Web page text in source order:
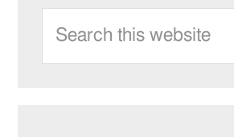
থেরাপি:
Sidebar
this
website